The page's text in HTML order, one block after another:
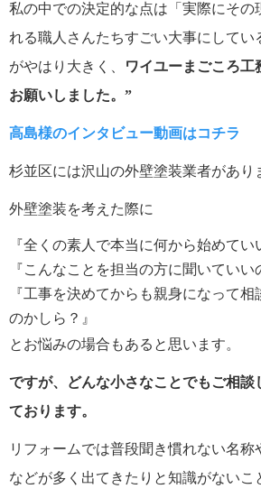
私の中での決定的な点は「実際にその
れる職人さんたちすごい大事にしてい
がやはり大きく、
ワイユーまごころ工
お願いしました。”
高島様のインタビュー動画はコチラ
杉並区には沢山の外壁塗装業者があり
外壁塗装を考えた際に
『全くの素人で本当に何から始めてい
『こんなことを担当の方に聞いていい
『工事を決めてからも親身になって
のかしら？』
とお悩みの場合もあると思います。
ですが、どんな小さなことでもご相談
ております。
リフォームでは普段聞き慣れない名
などが多く出てきたりと知識がないこ